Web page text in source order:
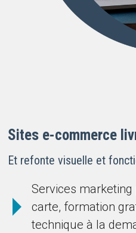
Sites e-commerce
Et refonte visuelle et
Services
carte, formation
technique à la